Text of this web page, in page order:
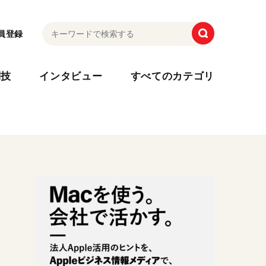
登録
インタビュー すべてのカテゴリ